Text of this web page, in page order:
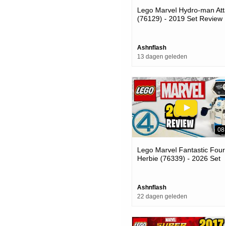
Lego Marvel Hydro-man
(76129) - 2019 Set Review
Ashnflash
13 dagen geleden
Lego Marvel Fantastic Four
Herbie (76339) - 2026 Set
Ashnflash
22 dagen geleden